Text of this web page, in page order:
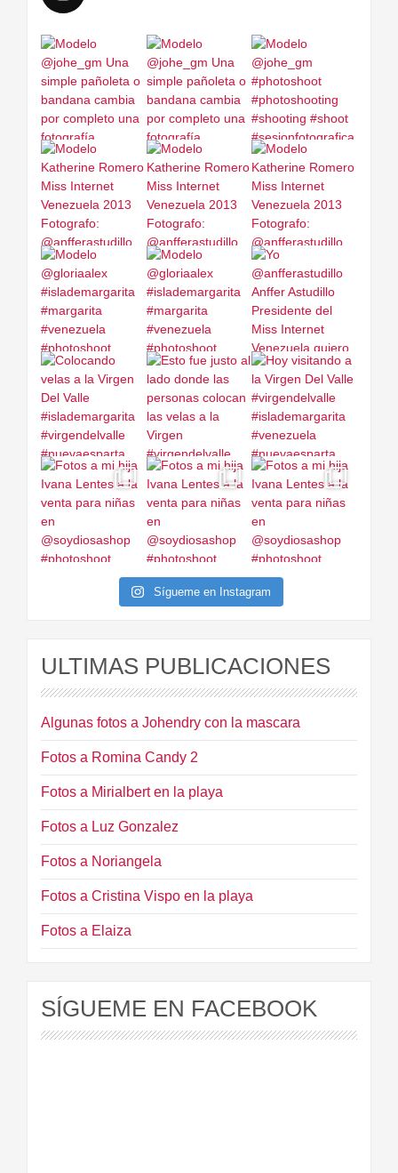
Sígueme en Instagram
ULTIMAS PUBLICACIONES
Algunas fotos a Johendry con la mascara
Fotos a Romina Candy 2
Fotos a Mirialbert en la playa
Fotos a Luz Gonzalez
Fotos a Noriangela
Fotos a Cristina Vispo en la playa
Fotos a Elaiza
SÍGUEME EN FACEBOOK